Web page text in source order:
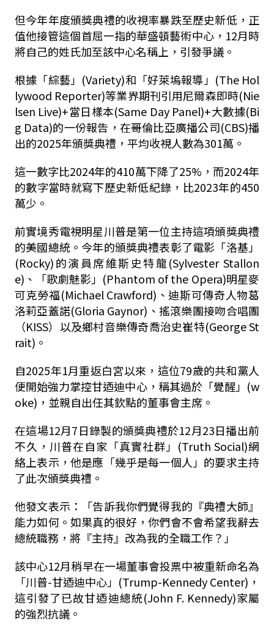
但今年年度頒獎典禮的收視率暴跌至歷史新低，正
值他接管這個首屈一指的華盛頓藝術中心，12月時
將自己的姓氏加至該中心名稱上，引發爭議。
根據「綜藝」(Variety)和「好萊塢報導」(The Hol
lywood Reporter)等業界期刊引用尼爾森即時(Nie
lsen Live)+當日樣本(Same Day Panel)+大數據(Bi
g Data)的一份報告，在哥倫比亞廣播公司(CBS)播
出的2025年頒獎典禮，平均收視人數為301萬。
這一數字比2024年的410萬下降了25%，而2024年
的數字當時就寫下歷史新低紀錄，比2023年的450
萬少。
前實境秀電視明星川普是第一位主持這項頒獎典禮
的美國總統。今年的頒獎典禮表彰了電影「洛基」
(Rocky)的演員席維斯史特龍(Sylvester Stallon
e)、「歌劇魅影」(Phantom of the Opera)明星麥
可克勞福(Michael Crawford)、迪斯可傳奇人物葛
洛莉亞蓋諾(Gloria Gaynor)、搖滾樂團接吻合唱團
（KISS）以及鄉村音樂傳奇喬治史崔特(George St
rait)。
自2025年1月重返白宮以來，這位79歲的共和黨人
便開始強力掌控甘迺迪中心，稱其過於「覺醒」(w
oke)，並親自出任其欽點的董事會主席。
在這場12月7日錄製的頒獎典禮於12月23日播出前
不久，川普在自家「真實社群」(Truth Social)網
絡上表示，他是應「幾乎是每一個人」的要求主持
了此次頒獎典禮。
他發文表示：「告訴我你們覺得我的『典禮大師』
能力如何。如果真的很好，你們會不會希望我辭去
總統職務，將『主持』改為我的全職工作？」
該中心12月稍早在一場董事會投票中被重新命名為
「川普-甘迺迪中心」(Trump-Kennedy Center)，
這引發了已故甘迺迪總統(John F. Kennedy)家屬
的強烈抗議。